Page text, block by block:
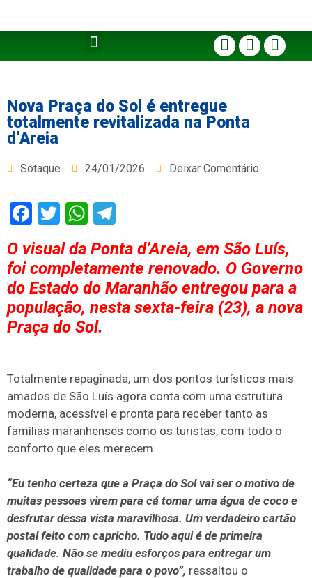
Nova Praça do Sol é entregue
totalmente revitalizada na Ponta
d’Areia
Sotaque 24/01/2026 Deixar Comentário
Facebook
TwitterWhatsApp
O visual da Ponta d’Areia, em São Luís,
foi completamente renovado. O Governo
do Estado do Maranhão entregou para a
população, nesta sexta-feira (23), a nova
Praça do Sol.
Totalmente repaginada, um dos pontos turísticos mais
amados de São Luís agora conta com uma estrutura
moderna, acessível e pronta para receber tanto as
famílias maranhenses como os turistas, com todo o
conforto que eles merecem.
“Eu tenho certeza que a Praça do Sol vai ser o motivo de
muitas pessoas virem para cá tomar uma água de coco e
desfrutar dessa vista maravilhosa. Um verdadeiro cartão
postal feito com capricho. Tudo aqui é de primeira
qualidade. Não se mediu esforços para entregar um
trabalho de qualidade para o povo”, ressaltou o